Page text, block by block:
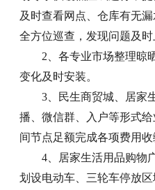
及时查看网点、仓库有无
全方位巡查，发现问题及时
2、各专业市场整理晾
变化及时安装。
3、民生商贸城、居家
播、微信群、入户等形式
间节点足额完成各项费用
4、居家生活用品购物
划设电动车、三轮车停放